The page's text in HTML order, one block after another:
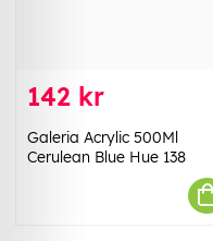
142 kr
Galeria Acrylic 500Ml
Cerulean Blue Hue 138